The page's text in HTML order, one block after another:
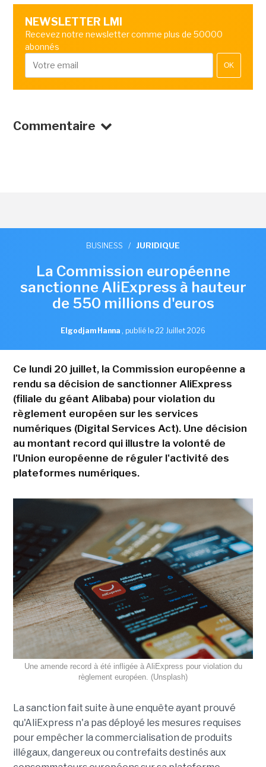
NEWSLETTER LMI
Recevez notre newsletter comme plus de 50000
abonnés
OK
Commentaire
BUSINESS / JURIDIQUE
La Commission européenne
sanctionne AliExpress à hauteur
de 550 millions d'euros
Elgodjam Hanna , publié le 22 Juillet 2026
Ce lundi 20 juillet, la Commission européenne a
rendu sa décision de sanctionner AliExpress
(filiale du géant Alibaba) pour violation du
règlement européen sur les services
numériques (Digital Services Act). Une décision
au montant record qui illustre la volonté de
l'Union européenne de réguler l'activité des
plateformes numériques.
Une amende record à été infligée à AliExpress pour violation du
règlement européen. (Unsplash)
La sanction fait suite à une enquête ayant prouvé
qu'AliExpress n'a pas déployé les mesures requises
pour empêcher la commercialisation de produits
illégaux, dangereux ou contrefaits destinés aux